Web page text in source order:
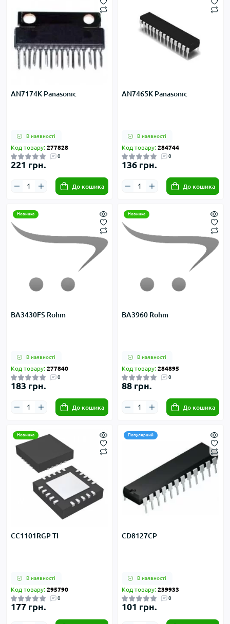
AN7174K Panasonic
В наявності
Код товару: 277828
0
221 грн.
До кошика
AN7465K Panasonic
В наявності
Код товару: 284744
0
136 грн.
До кошика
Новинка
BA3430FS Rohm
В наявності
Код товару: 277840
0
183 грн.
До кошика
Новинка
BA3960 Rohm
В наявності
Код товару: 284895
0
88 грн.
До кошика
Новинка
CC1101RGP TI
В наявності
Код товару: 295790
0
177 грн.
Популярний
CD8127CP
В наявності
Код товару: 239933
0
101 грн.